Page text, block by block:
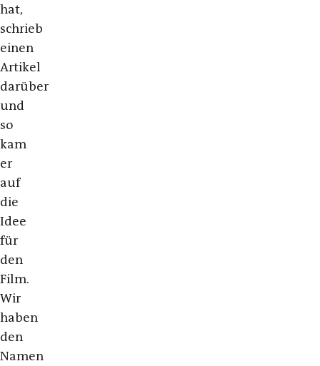
hat,
schrieb
einen
Artikel
darüber
und
so
kam
er
auf
die
Idee
für
den
Film.
Wir
haben
den
Namen